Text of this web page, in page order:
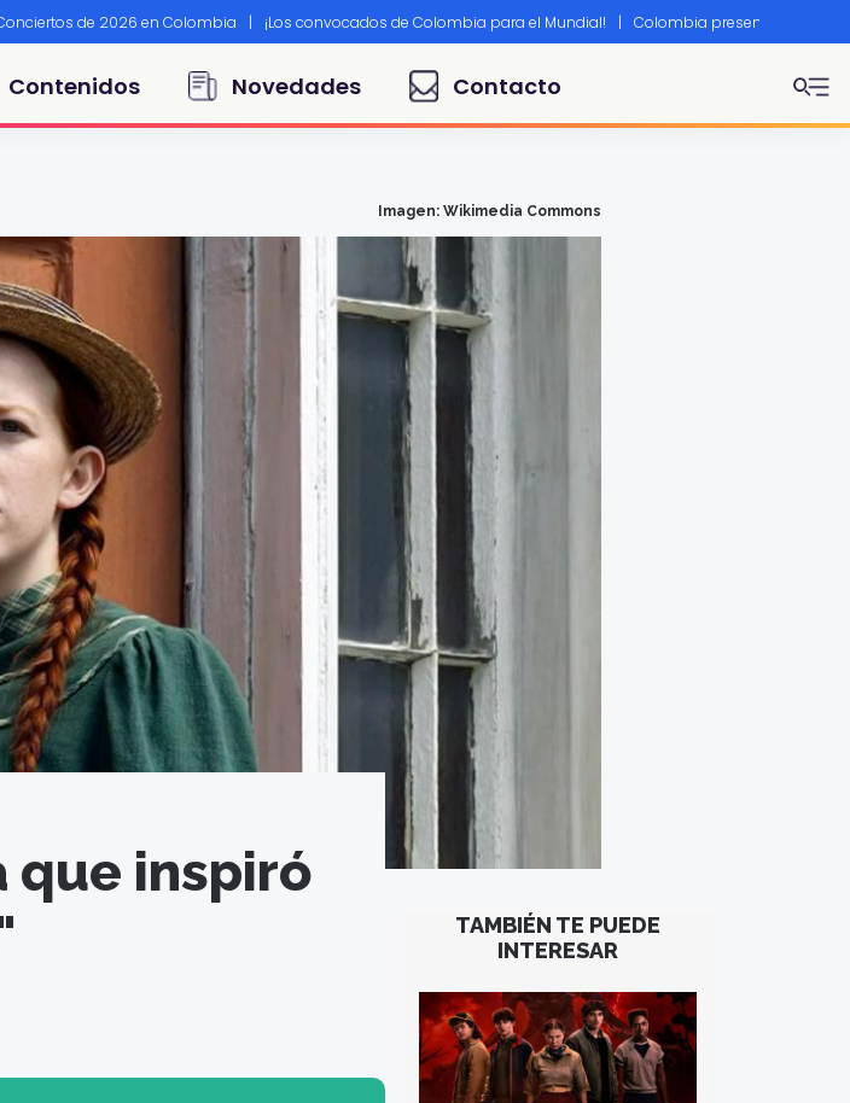
de 2026 en Colombia | ¡Los convocados de Colombia para el Mundial! | Colombia presente en
Contenidos Novedades Contacto
Imagen: Wikimedia Commons
que inspiró
TAMBIÉN TE PUEDE
INTERESAR